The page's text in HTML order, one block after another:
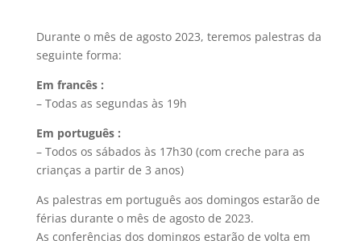
Durante o mês de agosto 2023, teremos palestras da
seguinte forma:
Em francês :
– Todas as segundas às 19h
Em português :
– Todos os sábados às 17h30 (com creche para as
crianças a partir de 3 anos)
As palestras em português aos domingos estarão de
férias durante o mês de agosto de 2023.
As conferências dos domingos estarão de volta em